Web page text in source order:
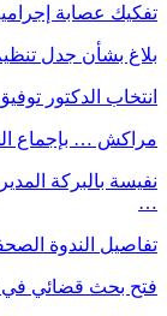
تفكيك عصابة
بلاغ بشأن جدل
انتخاب الدكتور
مراكش … بإجماع
نفيسة بالبركة
…
تفاصيل الندوة
فتح بحث قضائي في